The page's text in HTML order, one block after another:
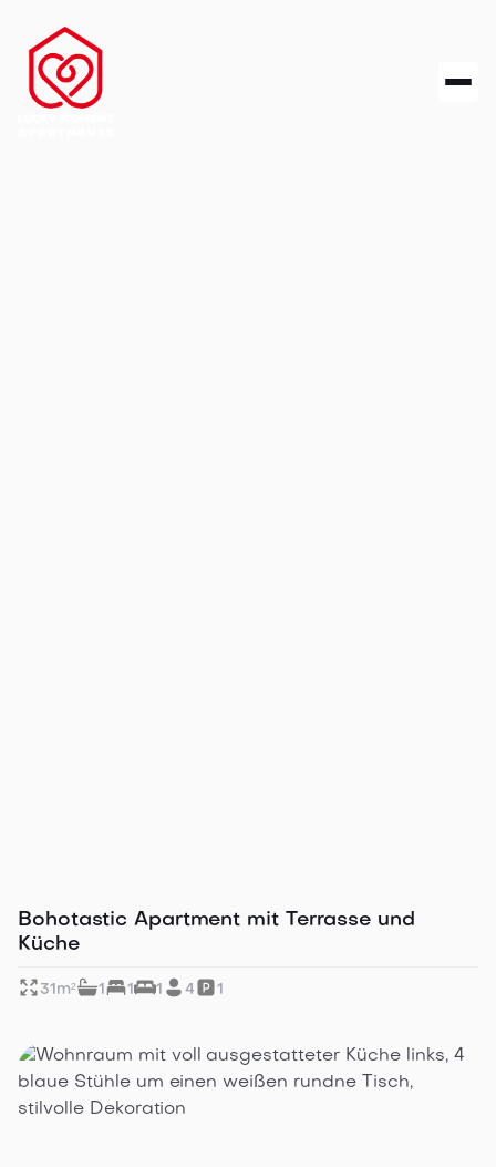
Ideal für Business & Citytrip
Bohotastic Apartment mit Terrasse und
Küche
31 m² 1 1 1 4 1